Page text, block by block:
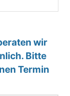
wir
Bitte
Termin